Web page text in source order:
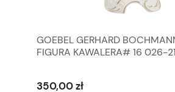
GOEBEL GERHARD
FIGURA KAWALERA# 16 026-21
350,00 zł